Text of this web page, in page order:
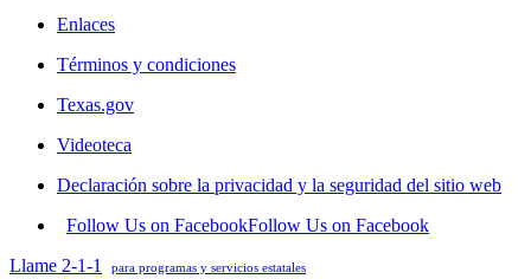
Enlaces
Términos y condiciones
Texas.gov
Videoteca
Declaración sobre la privacidad y la seguridad del sitio web
Follow Us on FacebookFollow Us on Facebook
Llame 2-1-1
para programas y servicios estatales